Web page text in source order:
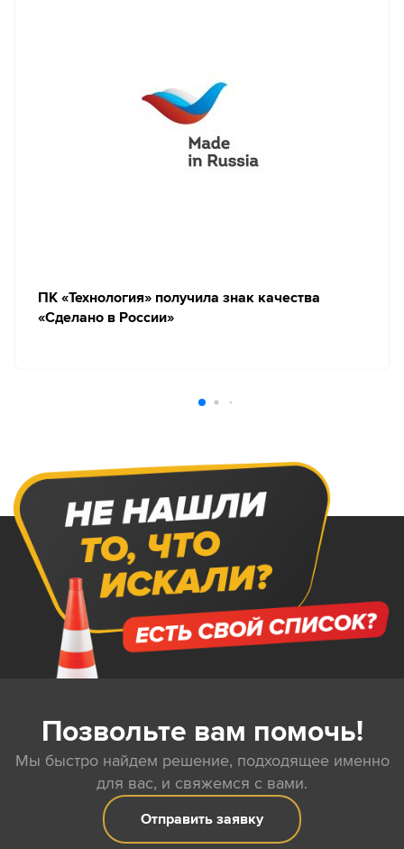
ПК «Технология» получила знак качества
«Сделано в России»
Позвольте вам помочь!
Мы быстро найдем решение, подходящее именно
для вас, и свяжемся с вами.
Отправить заявку